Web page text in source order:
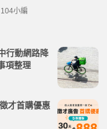
小編
行動網路降
項整理
才首購優惠